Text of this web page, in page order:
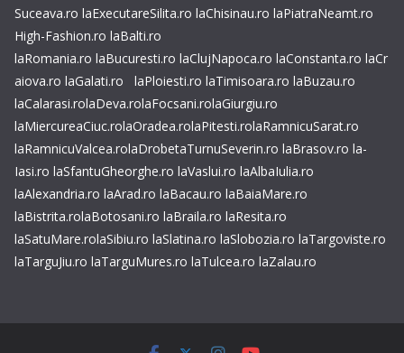
Suceava.ro laExecutareSilita.ro laChisinau.ro laPiatraNeamt.ro
High-Fashion.ro laBalti.ro
laRomania.ro laBucuresti.ro laClujNapoca.ro laConstanta.ro laCr
aiova.ro laGalati.ro laPloiesti.ro laTimisoara.ro laBuzau.ro
laCalarasi.rolaDeva.rolaFocsani.rolaGiurgiu.ro
laMiercureaCiuc.rolaOradea.rolaPitesti.rolaRamnicuSarat.ro
laRamnicuValcea.rolaDrobetaTurnuSeverin.ro laBrasov.ro la-
Iasi.ro laSfantuGheorghe.ro laVaslui.ro laAlbaIulia.ro
laAlexandria.ro laArad.ro laBacau.ro laBaiaMare.ro
laBistrita.rolaBotosani.ro laBraila.ro laResita.ro
laSatuMare.rolaSibiu.ro laSlatina.ro laSlobozia.ro laTargoviste.ro
laTarguJiu.ro laTarguMures.ro laTulcea.ro laZalau.ro